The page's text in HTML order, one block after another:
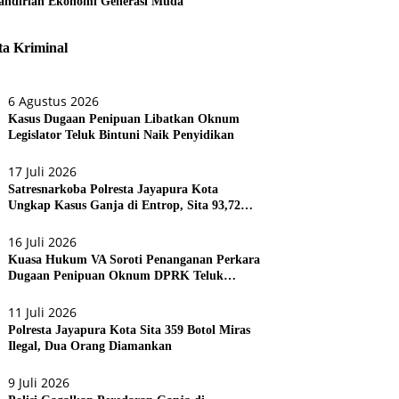
Kriminal
6 Agustus 2026
Kasus Dugaan Penipuan Libatkan Oknum
Legislator Teluk Bintuni Naik Penyidikan
17 Juli 2026
Satresnarkoba Polresta Jayapura Kota
Ungkap Kasus Ganja di Entrop, Sita 93,72
16 Juli 2026
Kuasa Hukum VA Soroti Penanganan Perkara
Dugaan Penipuan Oknum DPRK Teluk
11 Juli 2026
Polresta Jayapura Kota Sita 359 Botol Miras
Ilegal, Dua Orang Diamankan
9 Juli 2026